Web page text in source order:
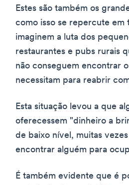
Estes são também os
como isso se repercute em
imaginem a luta dos
restaurantes e pubs rurais
não conseguem encontrar
necessitam para reabrir
Esta situação levou a que
oferecessem "dinheiro a
de baixo nível, muitas
encontrar alguém para
É também evidente que é